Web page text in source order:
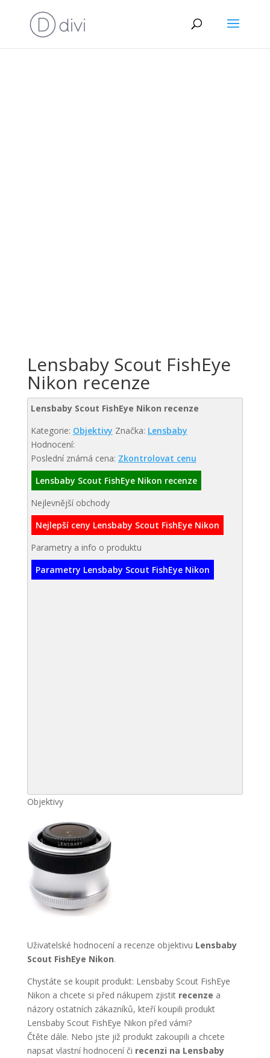
Lensbaby Scout FishEye
Nikon recenze
Lensbaby Scout FishEye Nikon recenze
Kategorie: Objektivy Značka: Lensbaby
Hodnocení:
Poslední známá cena: Zkontrolovat cenu
Lensbaby Scout FishEye Nikon recenze
Nejlevnější obchody
Nejlepší ceny Lensbaby Scout FishEye Nikon
Parametry a info o produktu
Parametry Lensbaby Scout FishEye Nikon
Objektivy
Uživatelské hodnocení a recenze objektivu Lensbaby
Scout FishEye Nikon.
Chystáte se koupit produkt: Lensbaby Scout FishEye
Nikon a chcete si před nákupem zjistit recenze a
názory ostatních zákazníků, kteří koupili produkt
Lensbaby Scout FishEye Nikon před vámi?
Čtěte dále. Nebo jste již produkt zakoupili a chcete
napsat vlastní hodnocení či recenzi na Lensbaby